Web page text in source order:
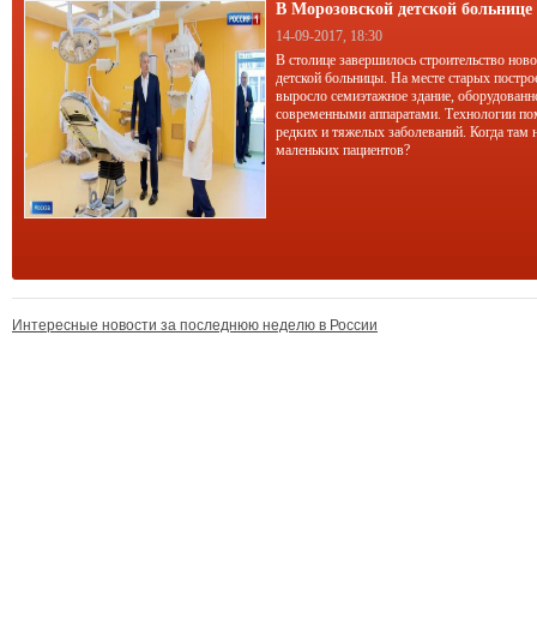
В Морозовской детской
корпус
14-09-2017, 18:30
В столице завершилось строительство
детской больницы. На месте старых
выросло семиэтажное здание,
современными аппаратами. Технологии
редких и тяжелых заболеваний. Когда там
маленьких пациентов?
Интересные новости за последнюю неделю в России